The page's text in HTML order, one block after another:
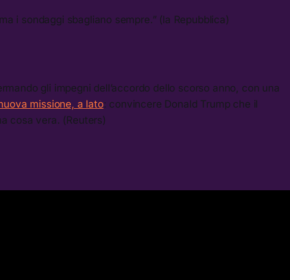
ma i sondaggi sbagliano sempre.” (la Repubblica)
gli impegni dell’accordo dello scorso anno, con una
missione, a lato: convincere Donald Trump che il
cosa vera. (Reuters)